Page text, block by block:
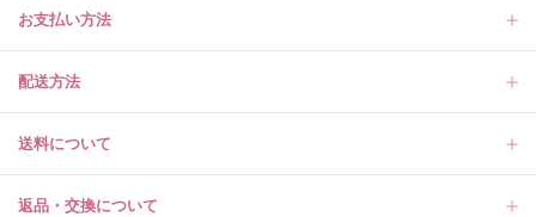
お支払い方法
配送方法
送料について
返品・交換について